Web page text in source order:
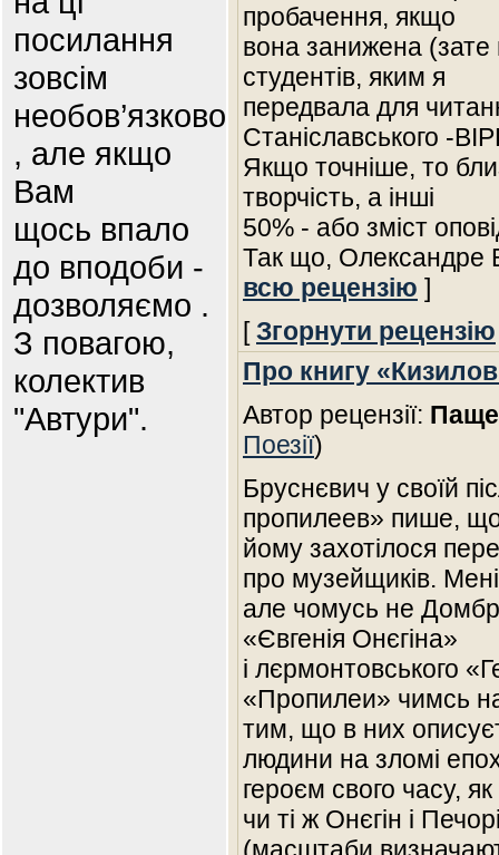
посилання
зовсім
необов’язково
, але якщо
Вам
щось впало
до вподоби -
дозволяємо .
З повагою,
колектив
"Автури".
пробачення, якщо
вона занижена
студентів, яким я
передвала для
Станіславського -
Якщо точніше, то
творчість, а інші
50% - або зміст
Так що, Олександре
всю рецензію ]
[Згорнути рецензію
Про книгу
Автор рецензії:
Поезії)
Бруснєвич у своїй
пропилеев» пише, що
йому захотілося
про музейщиків.
але чомусь не
«Євгенія Онєгіна»
і лєрмонтовського
«Пропилеи» чимсь
тим, що в них
людини на зломі
героєм свого часу,
чи ті ж Онєгін і